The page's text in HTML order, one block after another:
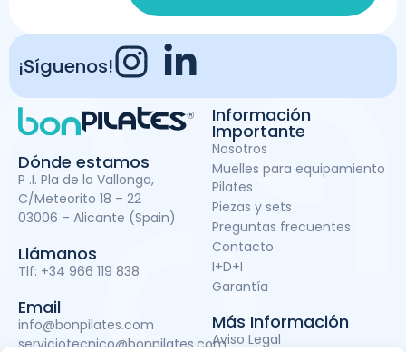
Dónde estamos
P .I. Pla de la Vallonga,
C/Meteorito 18 – 22
03006 – Alicante (Spain)
Llámanos
Tlf: +34 966 119 838
Email
info@bonpilates.com
serviciotecnico@bonpilates.com
Información
Importante
Nosotros
Muelles para equipamiento
Pilates
Piezas y sets
Preguntas frecuentes
Contacto
I+D+I
Garantía
Más Información
Aviso Legal
¡Síguenos!